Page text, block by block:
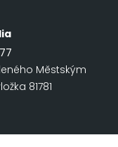
Městským
81781